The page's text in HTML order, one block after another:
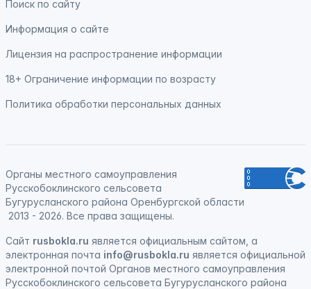
Поиск по сайту
Информация о сайте
Лицензия на распространение информации
18+ Ограничение информации по возрасту
Политика обработки персональных данных
Органы местного самоуправления
Русскобоклинского сельсовета
Бугурусланского района Оренбургской области
2013 - 2026. Все права защищены.
Сайт rusbokla.ru является официальным сайтом, а
электронная почта info@rusbokla.ru является официальной
электронной почтой Органов местного самоуправления
Русскобоклинского сельсовета Бугурусланского района